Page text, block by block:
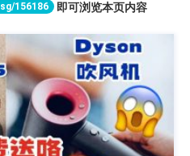
156186 即可浏览本页内容